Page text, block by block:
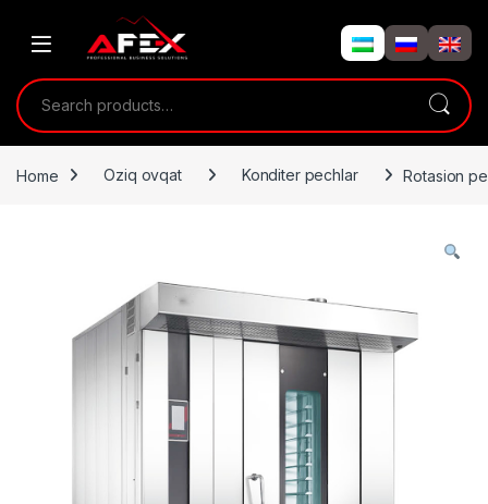
Search for:
Home Oziq ovqat Konditer pechlar Rotasion